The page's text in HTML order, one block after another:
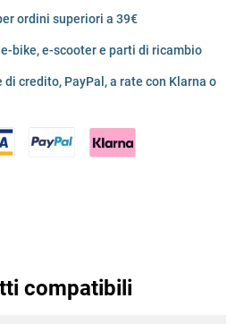
ordini superiori a 39€
bike, e-scooter e parti di ricambio
di credito, PayPal, a rate con Klarna o
compatibili